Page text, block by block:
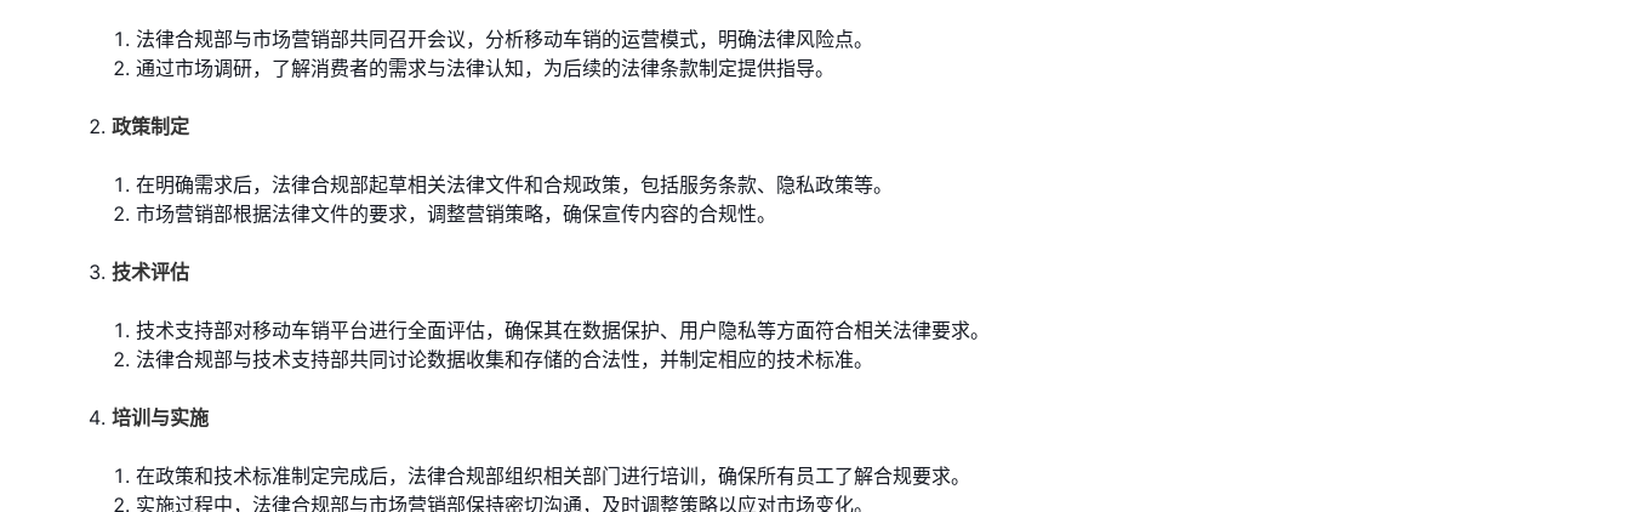
法律合规部与市场营销部共同召开会议，分析移动车销的运营模式，明确法律风险点。
通过市场调研，了解消费者的需求与法律认知，为后续的法律条款制定提供指导。
政策制定
在明确需求后，法律合规部起草相关法律文件和合规政策，包括服务条款、隐私政策等。
市场营销部根据法律文件的要求，调整营销策略，确保宣传内容的合规性。
技术评估
技术支持部对移动车销平台进行全面评估，确保其在数据保护、用户隐私等方面符合相关法律要求。
法律合规部与技术支持部共同讨论数据收集和存储的合法性，并制定相应的技术标准。
培训与实施
在政策和技术标准制定完成后，法律合规部组织相关部门进行培训，确保所有员工了解合规要求。
实施过程中，法律合规部与市场营销部保持密切沟通，及时调整策略以应对市场变化。